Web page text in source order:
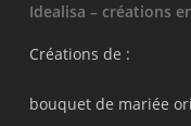
Idealisa – créations
Créations de :
bouquet de mariée